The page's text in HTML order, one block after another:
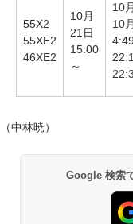
55X2
55XE2
46XE2
10月
21日
15:00
～
10
10
（中林暁）
Google 検索